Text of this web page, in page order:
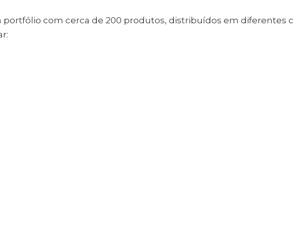
portfólio com cerca de 200 produtos, distribuídos em diferentes